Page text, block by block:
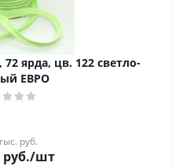
ярда, цв. 122 светло-
ЕВРО
руб.
руб./шт